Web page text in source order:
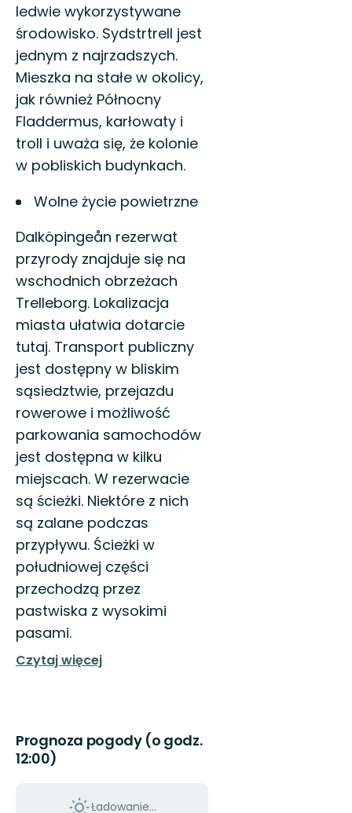
ledwie wykorzystywane
środowisko. Sydstrtrell jest
jednym z najrzadszych.
Mieszka na stałe w okolicy,
jak również Północny
Fladdermus, karłowaty i
troll i uważa się, że kolonie
w pobliskich budynkach.
Wolne życie powietrzne
Dalköpingeån rezerwat
przyrody znajduje się na
wschodnich obrzeżach
Trelleborg. Lokalizacja
miasta ułatwia dotarcie
tutaj. Transport publiczny
jest dostępny w bliskim
sąsiedztwie, przejazdu
rowerowe i możliwość
parkowania samochodów
jest dostępna w kilku
miejscach. W rezerwacie
są ścieżki. Niektóre z nich
są zalane podczas
przypływu. Ścieżki w
południowej części
przechodzą przez
pastwiska z wysokimi
pasami.
Czytaj więcej
Prognoza pogody (o godz.
12:00)
Ładowanie...